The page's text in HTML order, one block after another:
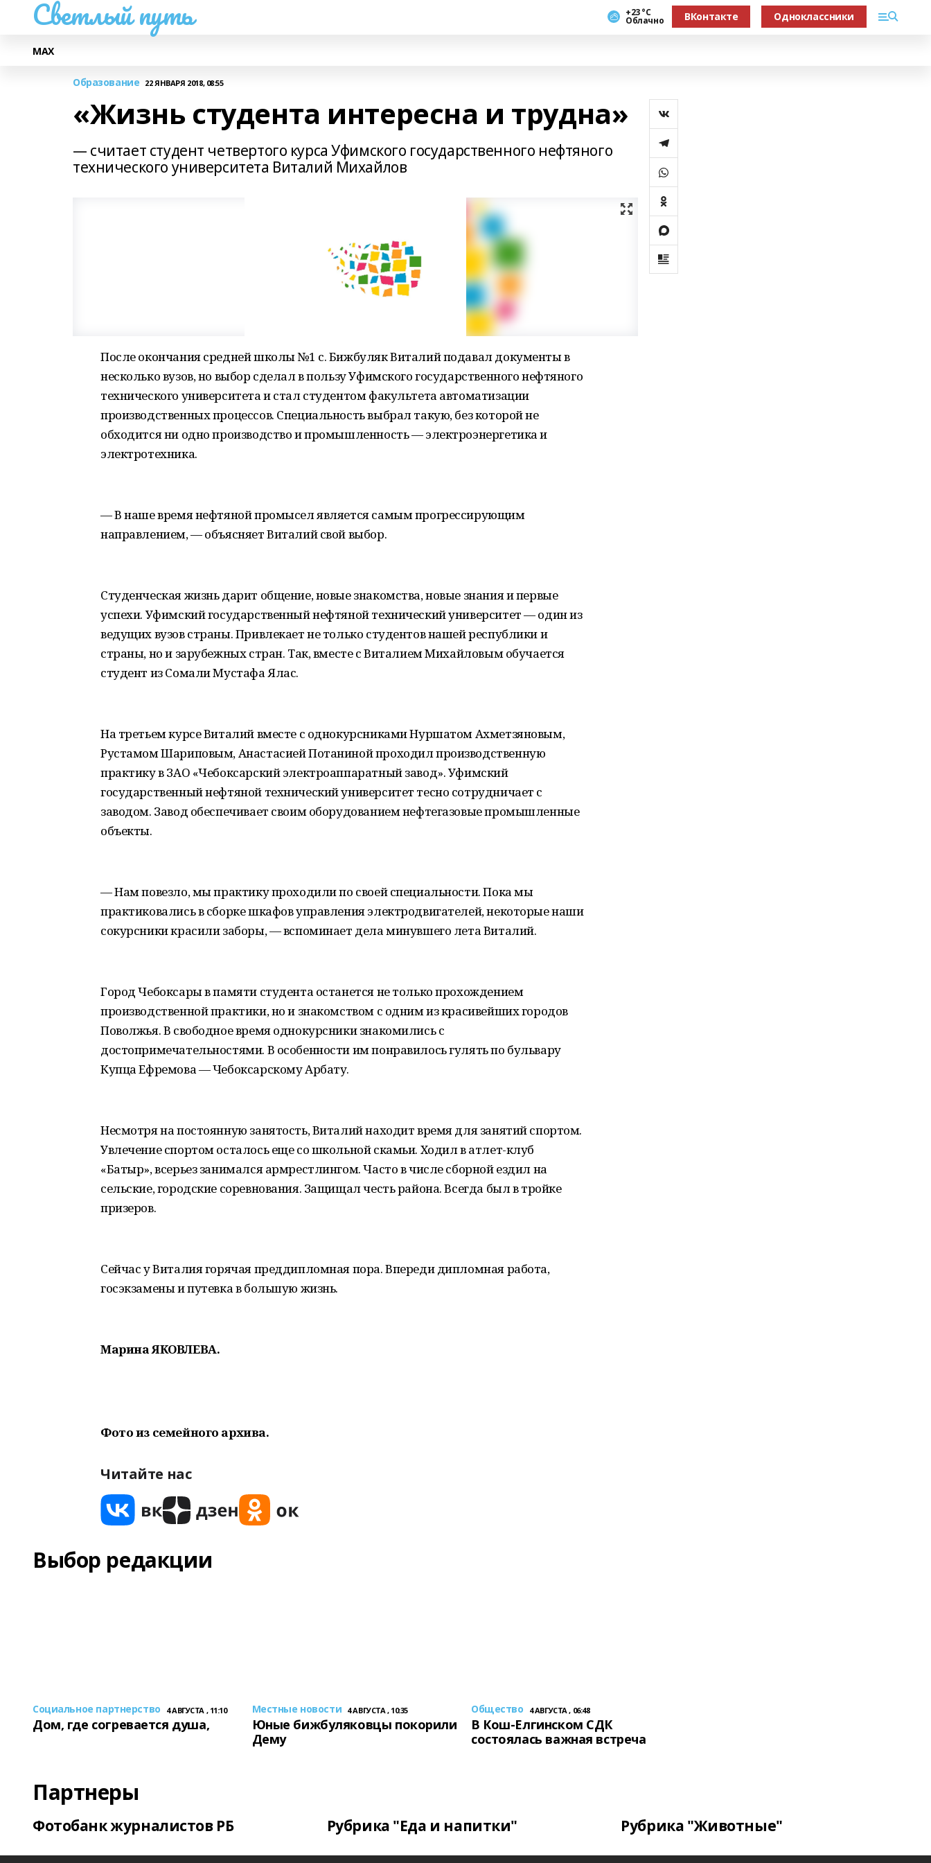
Светлый путь +23 °С
Облачно ВКонтакте Одноклассники
МАХ
Образование 22 ЯНВАРЯ 2018, 08:55
«Жизнь студента интересна и трудна»
— считает студент четвертого курса Уфимского государственного нефтяного
технического университета Виталий Михайлов
После окончания средней школы №1 с. Бижбуляк Виталий подавал документы в
несколько вузов, но выбор сделал в пользу Уфимского государственного нефтяного
технического университета и стал студентом факультета автоматизации
производственных процессов. Специальность выбрал такую, без которой не
обходится ни одно производство и промышленность — электроэнергетика и
электротехника.
— В наше время нефтяной промысел является самым прогрессирующим
направлением, — объясняет Виталий свой выбор.
Студенческая жизнь дарит общение, новые знакомства, новые знания и первые
успехи. Уфимский государственный нефтяной технический университет — один из
ведущих вузов страны. Привлекает не только студентов нашей республики и
страны, но и зарубежных стран. Так, вместе с Виталием Михайловым обучается
студент из Сомали Мустафа Ялас.
На третьем курсе Виталий вместе с однокурсниками Нуршатом Ахметзяновым,
Рустамом Шариповым, Анастасией Потаниной проходил производственную
практику в ЗАО «Чебоксарский электроаппаратный завод». Уфимский
государственный нефтяной технический университет тесно сотрудничает с
заводом. Завод обеспечивает своим оборудованием нефтегазовые промышленные
объекты.
— Нам повезло, мы практику проходили по своей специальности. Пока мы
практиковались в сборке шкафов управления электродвигателей, некоторые наши
сокурсники красили заборы, — вспоминает дела минувшего лета Виталий.
Город Чебоксары в памяти студента останется не только прохождением
производственной практики, но и знакомством с одним из красивейших городов
Поволжья. В свободное время однокурсники знакомились с
достопримечательностями. В особенности им понравилось гулять по бульвару
Купца Ефремова — Чебоксарскому Арбату.
Несмотря на постоянную занятость, Виталий находит время для занятий спортом.
Увлечение спортом осталось еще со школьной скамьи. Ходил в атлет-клуб
«Батыр», всерьез занимался армрестлингом. Часто в числе сборной ездил на
сельские, городские соревнования. Защищал честь района. Всегда был в тройке
призеров.
Сейчас у Виталия горячая преддипломная пора. Впереди дипломная работа,
госэкзамены и путевка в большую жизнь.
Марина ЯКОВЛЕВА.
Фото из семейного архива.
Читайте нас
Выбор редакции
Социальное партнерство 4 АВГУСТА , 11:10
Дом, где согревается душа,
Местные новости 4 АВГУСТА , 10:35
Юные бижбуляковцы покорили
Дему
Общество 4 АВГУСТА , 06:48
В Кош-Елгинском СДК
состоялась важная встреча
Партнеры
Фотобанк журналистов РБ Рубрика "Еда и напитки" Рубрика "Животные"